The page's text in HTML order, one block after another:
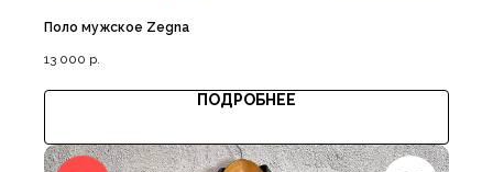
Поло мужское Zegna
13 000 р.
ПОДРОБНЕЕ